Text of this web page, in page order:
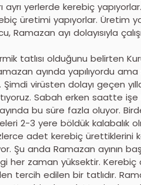
ayrı yerlerde kerebiç
üretimi yapıyorlar. Üretim
Ramazan ayı dolayısıyla
tatlısı olduğunu belirten
ayında yapılıyordu ama
Şimdi virüsten dolayı geçen
Sabah erken saatte
bu süre fazla oluyor.
2-3 yere böldük kalabalık
adet kerebiç ürettiklerini
Şu anda Ramazan ayının
her zaman yüksektir.
tercih edilen bir tatlıdır.